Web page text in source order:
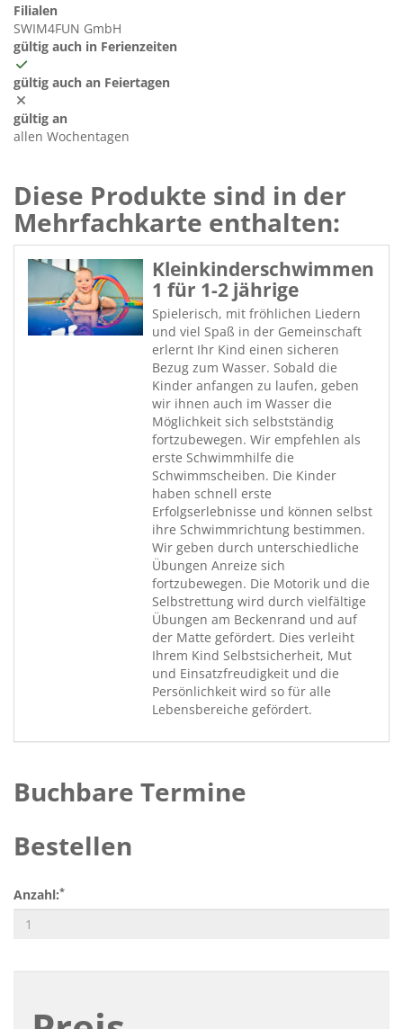
Filialen
SWIM4FUN GmbH
gültig auch in Ferienzeiten
gültig auch an Feiertagen
gültig an
allen Wochentagen
Diese Produkte sind in der
Mehrfachkarte enthalten:
Kleinkinderschwimmen
1 für 1-2 jährige
Spielerisch, mit fröhlichen Liedern
und viel Spaß in der Gemeinschaft
erlernt Ihr Kind einen sicheren
Bezug zum Wasser. Sobald die
Kinder anfangen zu laufen, geben
wir ihnen auch im Wasser die
Möglichkeit sich selbstständig
fortzubewegen. Wir empfehlen als
erste Schwimmhilfe die
Schwimmscheiben. Die Kinder
haben schnell erste
Erfolgserlebnisse und können selbst
ihre Schwimmrichtung bestimmen.
Wir geben durch unterschiedliche
Übungen Anreize sich
fortzubewegen. Die Motorik und die
Selbstrettung wird durch vielfältige
Übungen am Beckenrand und auf
der Matte gefördert. Dies verleiht
Ihrem Kind Selbstsicherheit, Mut
und Einsatzfreudigkeit und die
Persönlichkeit wird so für alle
Lebensbereiche gefördert.
Buchbare Termine
Bestellen
Anzahl:*